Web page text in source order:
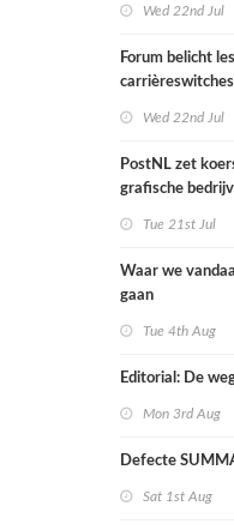
Wed 22nd Jul
Forum belicht
carrièreswitches
Wed 22nd Jul
PostNL zet
grafische
Tue 21st Jul
Waar we
gaan
Tue 4th Aug
Editorial: De
Mon 3rd Aug
Defecte
Sat 1st Aug